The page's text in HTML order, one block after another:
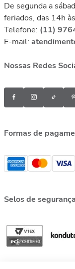
De segunda a
feriados, das 14h
Telefone: (11)
E-mail:
Nossas Redes
Formas de
Selos de segurança